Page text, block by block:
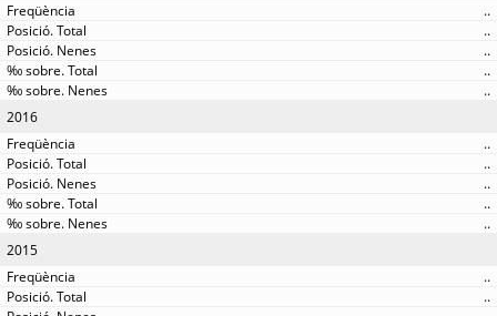
..
..
..
..
..
2016
..
..
..
..
..
2015
..
..